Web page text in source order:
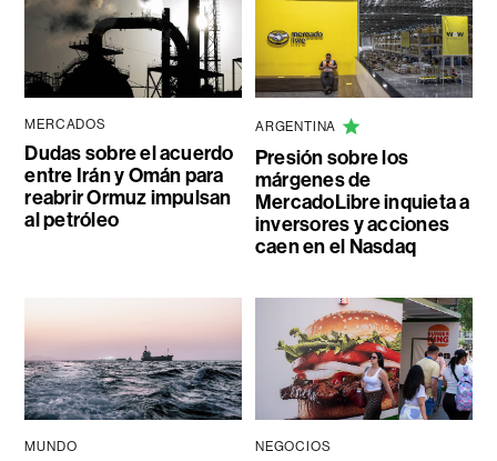
MERCADOS
Dudas sobre el acuerdo
entre Irán y Omán para
reabrir Ormuz impulsan
al petróleo
ARGENTINA
Presión sobre los
márgenes de
MercadoLibre inquieta a
inversores y acciones
caen en el Nasdaq
MUNDO NEGOCIOS